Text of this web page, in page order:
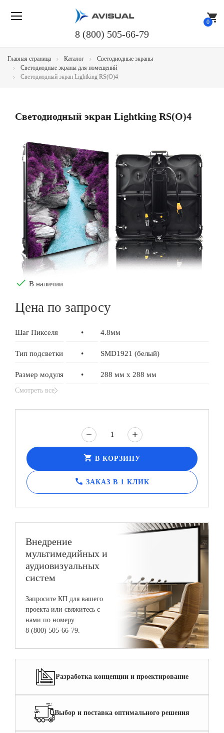
shopping_cart
0
8 (800) 505-66-79
Главная страница Каталог
Светодиодные экраны
Светодиодные экраны для помещений
Светодиодный экран Lightking RS(O)4
Светодиодный экран Lightking RS(O)4
done В наличии
Цена по запросу
Шаг Пикселя • 4.8мм
Тип подсветки • SMD1921 (белый)
Размер модуля • 288 мм x 288 мм
Смотреть все
shopping_cart В КОРЗИНУ
call ЗАКАЗ В 1 КЛИК
Внедрение
мультимедийных и
аудиовизуальных
систем
Запросите КП для вашего
проекта или свяжитесь с
нами по номеру
8 (800) 505-66-79.
Разработка концепции и проектирование
Выбор и поставка оптимального решения